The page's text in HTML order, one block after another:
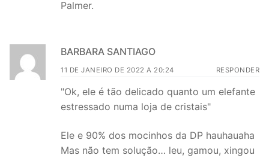
Palmer.
BARBARA SANTIAGO
11 DE JANEIRO DE 2022 A 20:24 RESPONDER
"Ok, ele é tão delicado quanto um elefante
estressado numa loja de cristais"
Ele e 90% dos mocinhos da DP hauhauaha
Mas não tem solução… leu, gamou, xingou